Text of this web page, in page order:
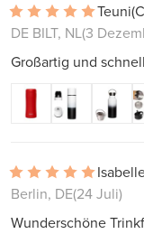
Teuni
DE BILT, NL(3
Großartig und
Berlin, DE(24 Juli)
Wunderschöne